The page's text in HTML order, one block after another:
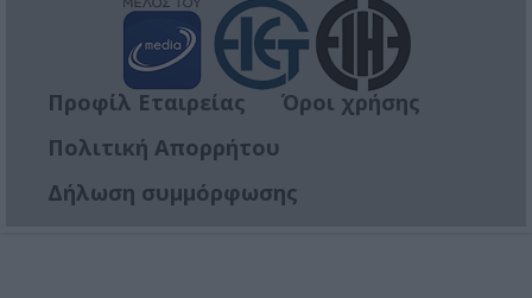
Προφίλ Εταιρείας
Όροι χρήσης
Πολιτική Απορρήτου
Δήλωση συμμόρφωσης